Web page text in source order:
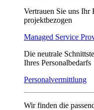
Vertrauen Sie uns Ihr
projektbezogen
Managed Service
Die neutrale
Ihres Personalbedarfs
Personalvermittlung
Wir finden die